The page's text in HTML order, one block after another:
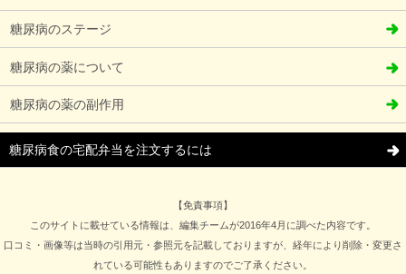
糖尿病のステージ
糖尿病の薬について
糖尿病の薬の副作用
糖尿病食の宅配弁当を注文するには
【免責事項】
このサイトに載せている情報は、編集チームが2016年4月に調べた内容です。
口コミ・画像等は当時の引用元・参照元を記載しておりますが、経年により削除・変更さ
れている可能性もありますのでご了承ください。